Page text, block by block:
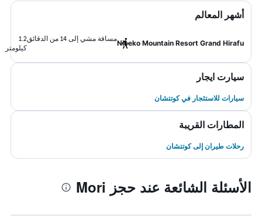
أشهر المعالم
Niseko Mountain Resort Grand Hirafu
مسافة مشي إلى 14 من الدقائق
1.2
كيلومتر
سيارت ايجار
سيارات للاستئجار في كوتتشان
المطارات القريبة
رحلات طيران إلى كوتتشان
الأسئلة الشائعة عند حجز Mori